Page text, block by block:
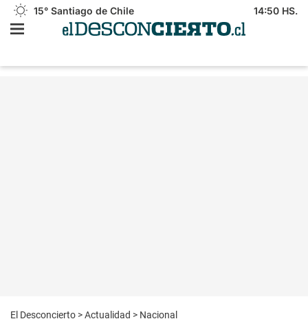
15° Santiago de Chile 14:50 HS.
El Desconcierto >Actualidad > Nacional